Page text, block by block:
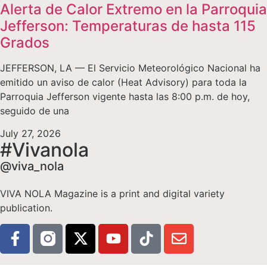
Alerta de Calor Extremo en la Parroquia
Jefferson: Temperaturas de hasta 115
Grados
JEFFERSON, LA — El Servicio Meteorológico Nacional ha
emitido un aviso de calor (Heat Advisory) para toda la
Parroquia Jefferson vigente hasta las 8:00 p.m. de hoy,
seguido de una
July 27, 2026
#Vivanola
@viva_nola
VIVA NOLA Magazine is a print and digital variety
publication.